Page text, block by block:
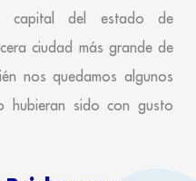
capital del estado de
ciudad más grande de
nos quedamos algunos
hubieran sido con gusto